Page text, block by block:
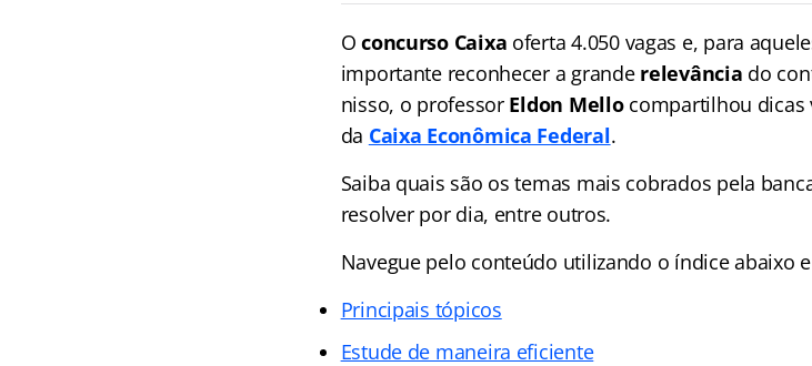
Oconcurso Caixa oferta 4.050 vagas e, para
importante reconhecer a grande relevância do
nisso, o professor Eldon Mellocompartilhou dicas
da Caixa Econômica Federal.
Saiba quais são os temas mais cobrados pela
resolver por dia, entre outros.
Navegue pelo conteúdo utilizando o índice abaixo
Principais tópicos
Estude de maneira eficiente